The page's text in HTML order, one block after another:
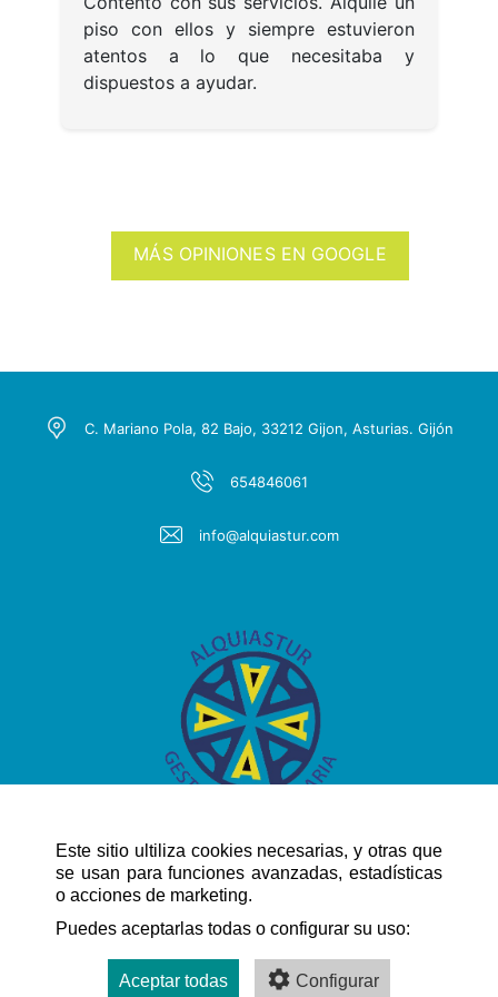
Este sitio ultiliza cookies necesarias, y otras que
se usan para funciones avanzadas, estadísticas
o acciones de marketing.
Puedes aceptarlas todas o configurar su uso:
Aceptar todas Configurar
piso con ellos y siempre estuvieron
atentos a lo que necesitaba y
dispuestos a ayudar.
MÁS OPINIONES EN GOOGLE
C. Mariano Pola, 82 Bajo, 33212 Gijon, Asturias. Gijón
654846061
info@alquiastur.com
NAVEGACIÓN RÁPIDA